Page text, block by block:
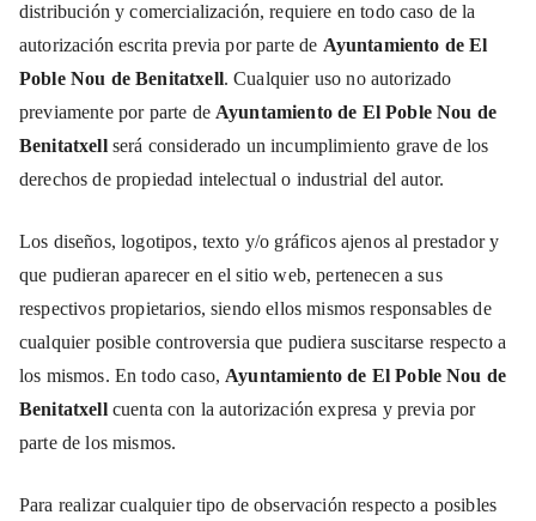
distribución y comercialización, requiere en todo caso de la
autorización escrita previa por parte de Ayuntamiento de El
Poble Nou de Benitatxell. Cualquier uso no autorizado
previamente por parte de Ayuntamiento de El Poble Nou de
Benitatxellserá considerado un incumplimiento grave de los
derechos de propiedad intelectual o industrial del autor.
Los diseños, logotipos, texto y/o gráficos ajenos al prestador y
que pudieran aparecer en el sitio web, pertenecen a sus
respectivos propietarios, siendo ellos mismos responsables de
cualquier posible controversia que pudiera suscitarse respecto a
los mismos. En todo caso, Ayuntamiento de El Poble Nou de
Benitatxellcuenta con la autorización expresa y previa por
parte de los mismos.
Para realizar cualquier tipo de observación respecto a posibles